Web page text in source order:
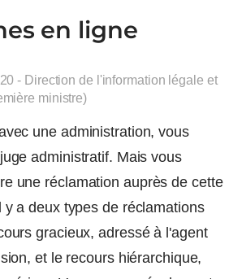
en ligne
- Direction de l'information légale et
ministre)
une administration, vous
administratif. Mais vous
une réclamation auprès de cette
y a deux types de réclamations
gracieux, adressé à l'agent
et le recours hiérarchique,